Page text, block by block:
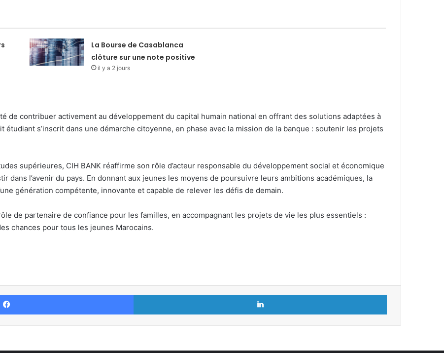
La Bourse de Casablanca
clôture sur une note positive
il y a 2 jours
de contribuer activement au développement du capital humain national en offrant des solutions adaptées à
étudiant s’inscrit dans une démarche citoyenne, en phase avec la mission de la banque : soutenir les projets
supérieures, CIH BANK réaffirme son rôle d’acteur responsable du développement social et économique
dans l’avenir du pays. En donnant aux jeunes les moyens de poursuivre leurs ambitions académiques, la
génération compétente, innovante et capable de relever les défis de demain.
de partenaire de confiance pour les familles, en accompagnant les projets de vie les plus essentiels :
chances pour tous les jeunes Marocains.
Facebook Linkedin